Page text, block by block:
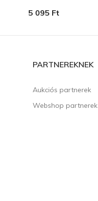
5 095 Ft
PARTNEREKNEK
Aukciós partnerek
Webshop partnerek